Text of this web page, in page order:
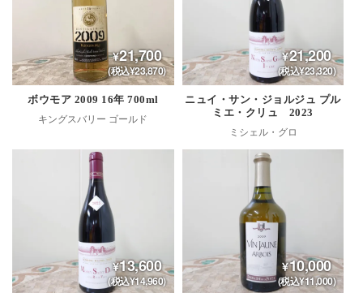
21,700
(税込¥23,870)
ボウモア 2009 16年 700ml
キングスバリー ゴールド
21,200
(税込¥23,320)
ニュイ・サン・ジョルジュ プル
ミエ・クリュ 2023
ミシェル・グロ
13,600
(税込¥14,960)
10,000
(税込¥11,000)